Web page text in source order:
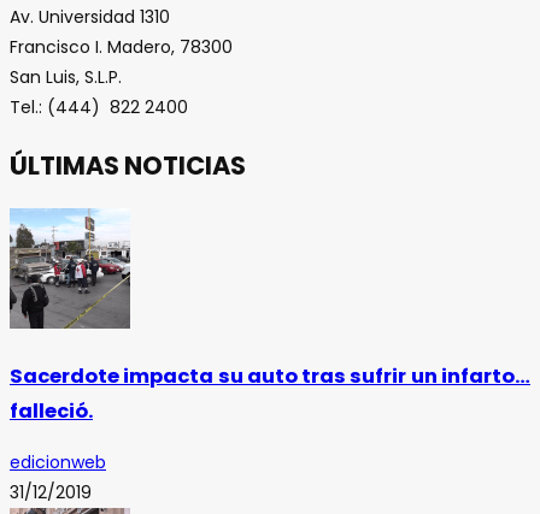
Av. Universidad 1310
Francisco I. Madero, 78300
San Luis, S.L.P.
Tel.: (444) 822 2400
ÚLTIMAS NOTICIAS
Sacerdote impacta su auto tras sufrir un infarto…
falleció.
edicionweb
31/12/2019